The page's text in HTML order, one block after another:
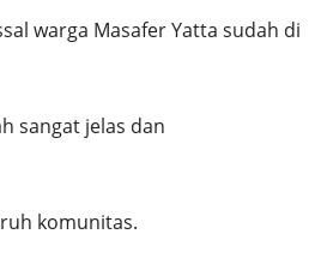
warga Masafer Yatta sudah di
sangat jelas dan
komunitas.